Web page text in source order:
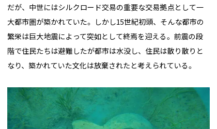
だが、中世にはシルクロード交易の重要な交易拠点として一
大都市圏が築かれていた。しかし15世紀初頭、そんな都市の
繁栄は巨大地震によって突如として終焉を迎える。前震の段
階で住民たちは避難したが都市は水没し、住民は散り散りと
なり、築かれていた文化は放棄されたと考えられている。